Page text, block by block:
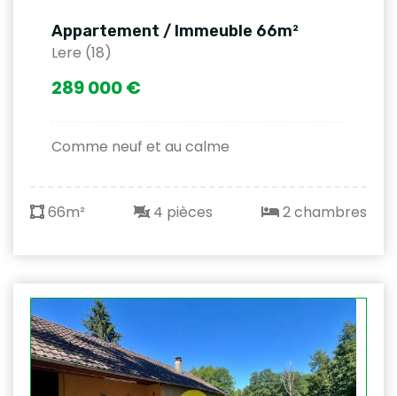
Appartement / Immeuble 66m²
Lere (18)
289 000 €
Comme neuf et au calme
66m² 4 pièces 2 chambres